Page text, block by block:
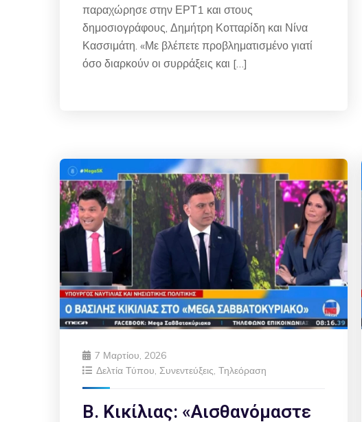
παραχώρησε στην ΕΡΤ1 και στους
δημοσιογράφους, Δημήτρη Κοτταρίδη και Νίνα
Κασσιμάτη. «Με βλέπετε προβληματισμένο γιατί
όσο διαρκούν οι συρράξεις και […]
7 Μαρτίου, 2026
Δελτία Τύπου, Συνεντεύξεις, Τηλεόραση
Β. Κικίλιας: «Αισθανόμαστε